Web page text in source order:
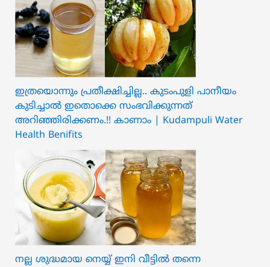
ഇത്രയൊന്നും പ്രതീക്ഷിച്ചില്ല.. ക‍ു‌ടംപുളി പാനീയം
കുടിച്ചാൽ ഇതൊക്കെ സംഭവിക്കുന്നത്
അറിഞ്ഞിരിക്കണം.!! കാണാം | Kudampuli Water
Health Benifits
നല്ല ശുദ്ധമായ നെയ്യ് ഇനി വീട്ടിൽ തന്നെ